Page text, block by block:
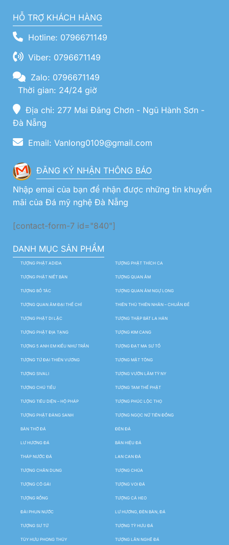
HỖ TRỢ KHÁCH HÀNG
Hotline: 0796671149
Viber: 0796671149
Zalo: 0796671149
Thời gian: 24/24 giờ
Địa chỉ: 277 Mai Đăng Chơn - Ngũ Hành Sơn -
Đà Nẵng
Email: Vanlong0109@gmail.com
ĐĂNG KÝ NHẬN THÔNG BÁO
Nhập emai của bạn để nhận được những tin khuyến
mãi của Đá mỹ nghệ Đà Nẵng
[contact-form-7 id="840"]
DANH MỤC SẢN PHẨM
TƯỢNG PHẬT ADIDA TƯỢNG PHẬT THÍCH CA
TƯỢNG PHẬT NIẾT BÀN TƯỢNG QUAN ÂM
TƯỢNG BỒ TÁC TƯỢNG QUAN ÂM NGỰ LONG
TƯỢNG QUAN ÂM ĐẠI THẾ CHÍ THIÊN THỦ THIÊN NHÃN – CHUẨN ĐỀ
TƯỢNG PHẬT DI LẶC TƯỢNG THẬP BÁT LA HÁN
TƯỢNG PHẬT ĐỊA TẠNG TƯỢNG KIM CANG
TƯỢNG 5 ANH EM KIỀU NHƯ TRẦN TƯỢNG ĐẠT MA SƯ TỔ
TƯỢNG TỨ ĐẠI THIÊN VƯƠNG TƯỢNG MẬT TÔNG
TƯỢNG SIVALI TƯỢNG VƯỜN LÂM TỲ NY
TƯỢNG CHÚ TIỂU TƯỢNG TAM THẾ PHẬT
TƯỢNG TIÊU DIỆN – HỘ PHÁP TƯỢNG PHÚC LỘC THỌ
TƯỢNG PHẬT ĐẢNG SANH TƯỢNG NGỌC NỮ TIÊN ĐỒNG
BÀN THỜ ĐÁ ĐÈN ĐÁ
LƯ HƯƠNG ĐÁ BẢN HIỆU ĐÁ
THÁP NƯỚC ĐÁ LAN CAN ĐÁ
TƯỢNG CHÂN DUNG TƯỢNG CHÚA
TƯỢNG CÔ GÁI TƯỢNG VOI ĐÁ
TƯỢNG RỒNG TƯỢNG CÁ HEO
ĐÀI PHUN NƯỚC LƯ HƯƠNG, ĐÈN BÀN, ĐÁ
TƯỢNG SƯ TỬ TƯỢNG TỲ HƯU ĐÁ
TÙY HƯU PHONG THỦY TƯỢNG LÂN NGHÊ ĐÁ